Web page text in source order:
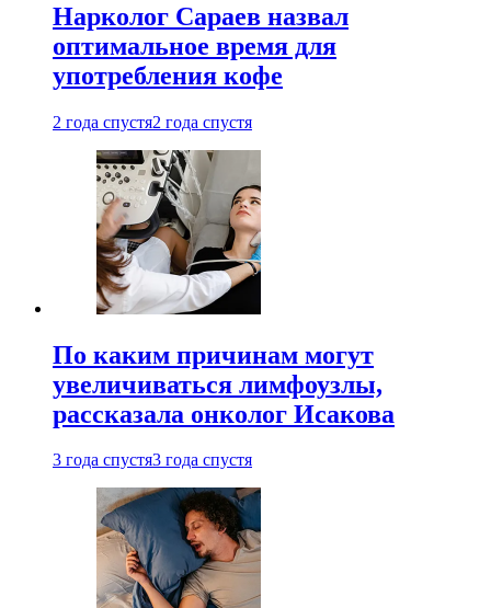
Нарколог Сараев назвал
оптимальное время для
употребления кофе
2 года спустя2 года спустя
По каким причинам могут
увеличиваться лимфоузлы,
рассказала онколог Исакова
3 года спустя3 года спустя